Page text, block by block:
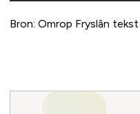
Bron: Omrop Fryslân